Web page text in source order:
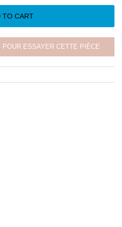
TO CART
POUR ESSAYER CETTE PIÈCE